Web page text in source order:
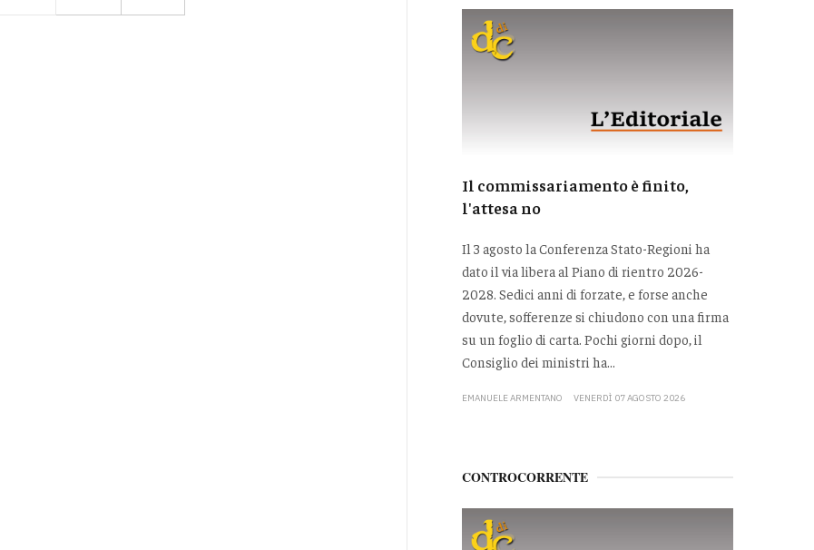
Il commissariamento è finito,
l'attesa no
Il 3 agosto la Conferenza Stato-Regioni ha
dato il via libera al Piano di rientro 2026-
2028. Sedici anni di forzate, e forse anche
dovute, sofferenze si chiudono con una firma
su un foglio di carta. Pochi giorni dopo, il
Consiglio dei ministri ha...
EMANUELE ARMENTANO VENERDÌ 07 AGOSTO 2026
CONTROCORRENTE